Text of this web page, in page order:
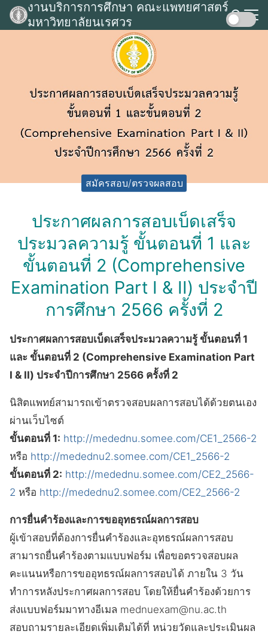
Skip
งานบริการการศึกษา คณะแพทยศาสตร์
มหาวิทยาลัยนเรศวร
สมัครสอบ/ตรวจผลสอบ
ประกาศผลการสอบเบ็ดเสร็จ
ประมวลความรู้ ขั้นตอนที่ 1 และ
ขั้นตอนที่ 2 (Comprehensive
Examination Part I & II) ประจำปี
การศึกษา 2566 ครั้งที่ 2
ประกาศผลการสอบเบ็ดเสร็จประมวลความรู้ ขั้นตอนที่ 1
และ ขั้นตอนที่ 2 (Comprehensive Examination Part
I & II) ประจำปีการศึกษา 2566 ครั้งที่ 2
นิสิตแพทย์สามารถเข้าตรวจสอบผลการสอบได้ด้วยตนเอง
ผ่านเว็บไซต์
ขั้นตอนที่ 1: http://medednu.somee.com/CE1_2566-2
หรือ http://medednu2.somee.com/CE1_2566-2
ขั้นตอนที่ 2: http://medednu.somee.com/CE2_2566-
2 หรือ http://medednu2.somee.com/CE2_2566-2
การยื่นคำร้องและการขออุทธรณ์ผลการสอบ
ผู้เข้าสอบที่ต้องการยื่นคำร้องและอุทธรณ์ผลการสอบ
สามารถยื่นคำร้องตามแบบฟอร์ม เพื่อขอตรวจสอบผล
คะแนนหรือการขออุทธรณ์ผลการสอบได้ ภายใน 3 วัน
ทำการหลังประกาศผลการสอบ โดยให้ยื่นคำร้องด้วยการ
ส่งแบบฟอร์มมาทางอีเมล mednuexam@nu.ac.th
สอบถามรายละเอียดเพิ่มเติมได้ที่ หน่วยวัดและประเมินผล